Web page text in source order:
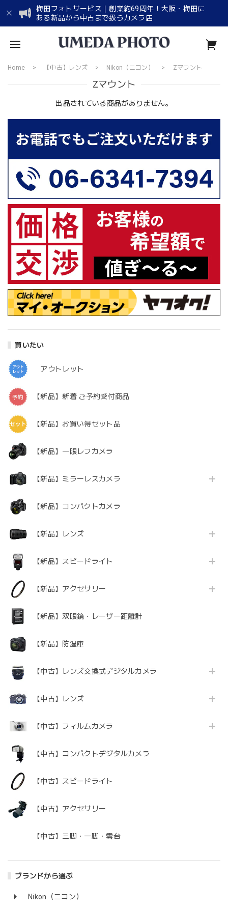
梅田フォトサービス｜創業約69周年！大阪・梅田に
ある新品から中古まで扱うカメラ店
買いたい
アウトレット
【新品】新着 ご予約受付商品
【新品】お買い得セット品
【新品】一眼レフカメラ
【新品】ミラーレスカメラ
【新品】コンパクトカメラ
【新品】レンズ
【新品】スピードライト
【新品】アクセサリー
【新品】双眼鏡・レーザー距離計
【新品】防湿庫
【中古】レンズ交換式デジタルカメラ
【中古】レンズ
【中古】フィルムカメラ
【中古】コンパクトデジタルカメラ
【中古】スピードライト
【中古】アクセサリー
【中古】三脚・一脚・雲台
ブランドから選ぶ
Nikon（ニコン）
Home 【中古】レンズ Nikon（ニコン） Zマウント
Zマウント
出品されている商品がありません。